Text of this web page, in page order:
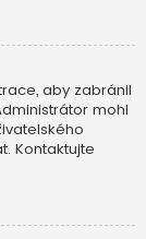
aby zabránil
mohl
Kontaktujte